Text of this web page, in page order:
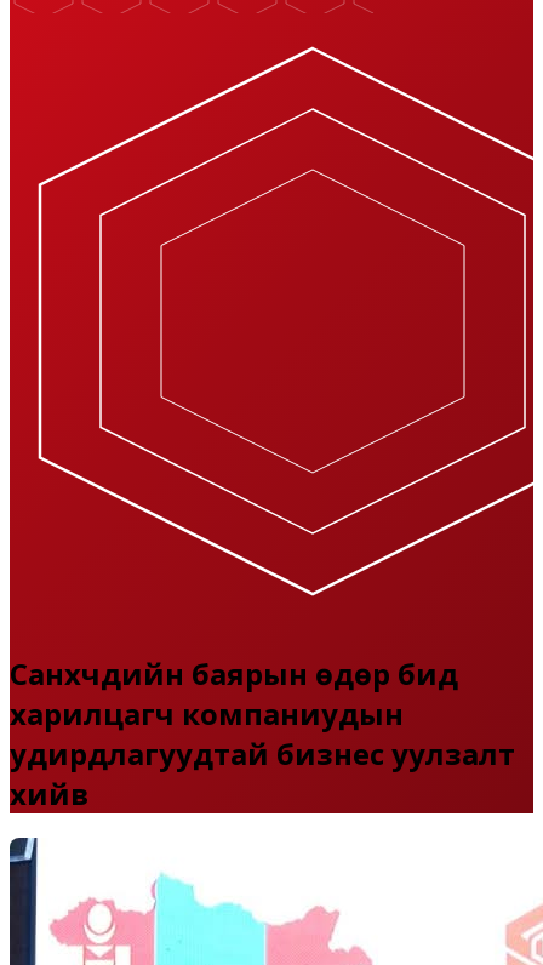
Санхүүчдийн баярын өдөр бид
харилцагч компаниудын
удирдлагуудтай бизнес уулзалт
хийв